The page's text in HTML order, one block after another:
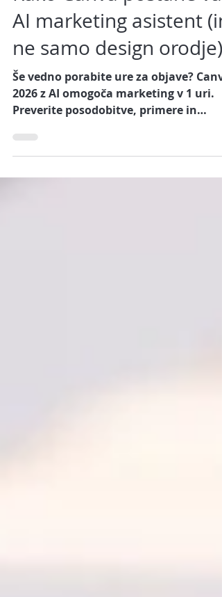
Kako Canva postane vaš
AI marketing asistent (in
ne samo design orodje)
Še vedno porabite ure za objave?
Preverite posodobitve, primere in
delavnico.